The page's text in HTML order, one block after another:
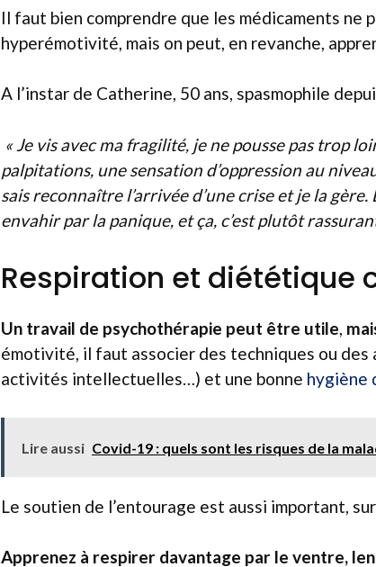
Il faut bien comprendre que les médicaments
hyperémotivité, mais on peut, en revanche,
A l’instar de Catherine, 50 ans, spasmophile
« Je vis avec ma fragilité, je ne pousse pas trop
palpitations, une sensation d’oppression au
sais reconnaître l’arrivée d’une crise et je la
envahir par la panique, et ça, c’est plutôt
Respiration et diététique
Un travail de psychothérapie peut être utile,
émotivité, il faut associer des techniques ou
activités intellectuelles…) et une bonne hygiène
Lire aussi Covid-19 : quels sont les risques de la
Le soutien de l’entourage est aussi important,
Apprenez à respirer davantage par le ventre,